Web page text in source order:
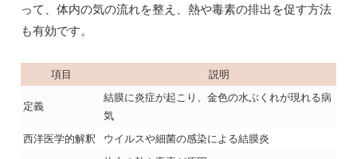
って、体内の気の流れを整え、熱や毒素の排出を促す方法
も有効です。
項目 説明
定義
結膜に炎症が起こり、金色の水ぶくれが現れる病
気
西洋医学的解釈
ウイルスや細菌の感染による結膜炎